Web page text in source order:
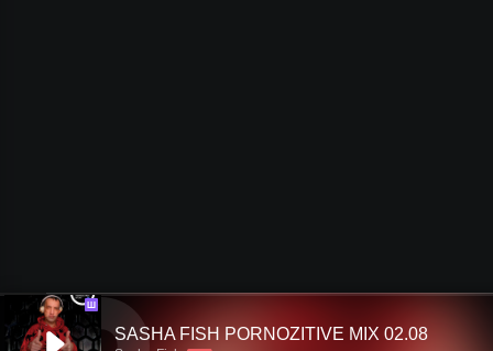
Ш
SASHA FISH PORNOZITIVE MIX 02.08